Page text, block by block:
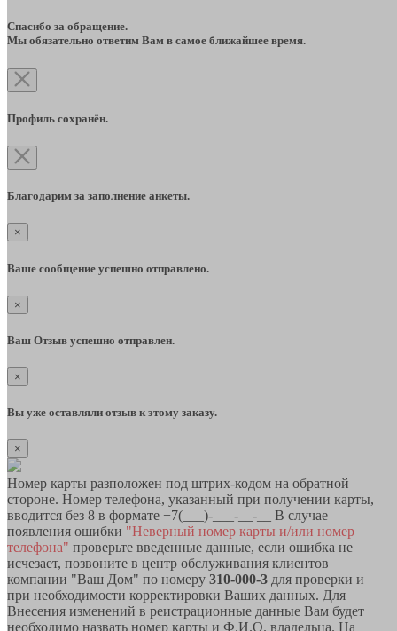
Спасибо за обращение.
Мы обязательно ответим Вам в самое ближайшее время.
Профиль сохранён.
Благодарим за заполнение анкеты.
×
Ваше сообщение успешно отправлено.
×
Ваш Отзыв успешно отправлен.
×
Вы уже оставляли отзыв к этому заказу.
×
Номер карты разположен под штрих-кодом на обратной
стороне. Номер телефона, указанный при получении карты,
вводится без 8 в формате +7(___)-___-__-__ В случае
появления ошибки "Неверный номер карты и/или номер
телефона" проверьте введенные данные, если ошибка не
исчезает, позвоните в центр обслуживания клиентов
компании "Ваш Дом" по номеру 310-000-3 для проверки и
при необходимости корректировки Ваших данных. Для
Внесения изменений в реистрационные данные Вам будет
необходимо назвать номер карты и Ф.И.О. владельца. На